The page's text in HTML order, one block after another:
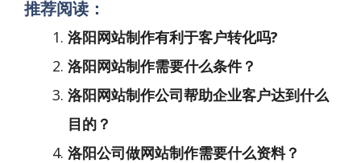
推荐阅读：
洛阳网站制作有利于客户转化吗?
洛阳网站制作需要什么条件？
洛阳网站制作公司帮助企业客户达到什么
目的？
洛阳公司做网站制作需要什么资料？